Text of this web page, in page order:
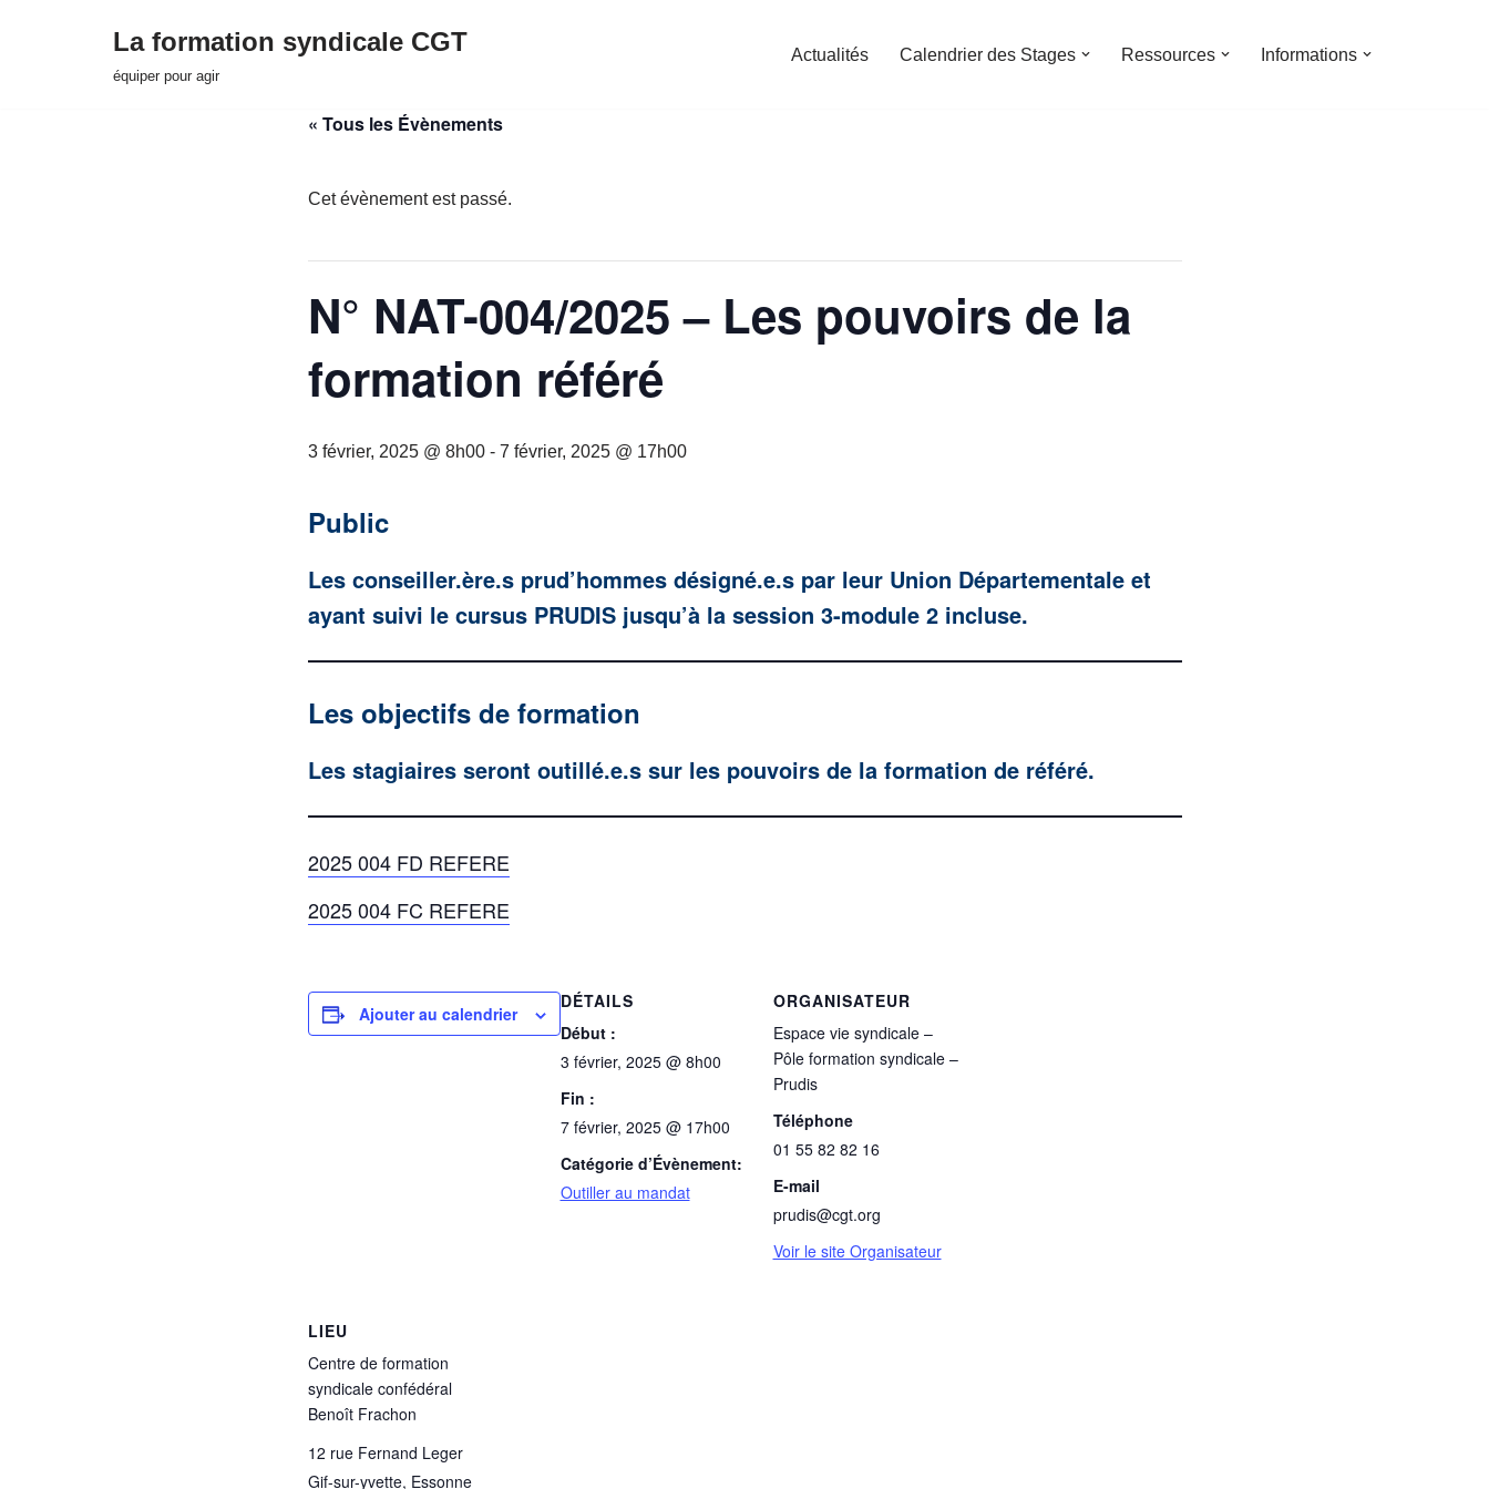
La formation syndicale CGT
équiper pour agir
Actualités Calendrier des Stages Ressources Informations
« Tous les Évènements
Cet évènement est passé.
N° NAT-004/2025 – Les pouvoirs de la
formation référé
3 février, 2025 @ 8h00- 7 février, 2025 @ 17h00
Public
Les conseiller.ère.s prud’hommes désigné.e.s par leur Union Départementale et
ayant suivi le cursus PRUDIS jusqu’à la session 3-module 2 incluse.
Les objectifs de formation
Les stagiaires seront outillé.e.s sur les pouvoirs de la formation de référé.
2025 004 FD REFERE
2025 004 FC REFERE
Ajouter au calendrier
DÉTAILS
Début :
3 février, 2025 @ 8h00
Fin :
7 février, 2025 @ 17h00
Catégorie d’Évènement:
Outiller au mandat
ORGANISATEUR
Espace vie syndicale –
Pôle formation syndicale –
Prudis
Téléphone
01 55 82 82 16
E-mail
prudis@cgt.org
Voir le site Organisateur
LIEU
Centre de formation
syndicale confédéral
Benoît Frachon
12 rue Fernand Leger
Gif-sur-yvette, Essonne